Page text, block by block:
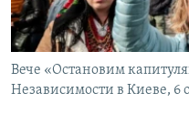
Вече «Остановим
Независимости в Киеве, 6